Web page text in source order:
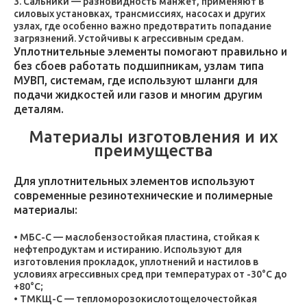
силовых установках, трансмиссиях, насосах и других
узлах, где особенно важно предотвратить попадание
загрязнений. Устойчивы к агрессивным средам.
Уплотнительные элементы помогают правильно и
без сбоев работать подшипникам, узлам типа
МУВП, системам, где используют шланги для
подачи жидкостей или газов и многим другим
деталям.
Материалы изготовления и их
преимущества
Для уплотнительных элементов используют
современные резинотехнические и полимерные
материалы:
МБС-С — маслобензостойкая пластина, стойкая к
нефтепродуктам и истиранию. Используют для
изготовления прокладок, уплотнений и настилов в
условиях агрессивных сред при температурах от -30°C до
+80°C;
ТМКЩ-С — тепломорозокислотощелочестойкая